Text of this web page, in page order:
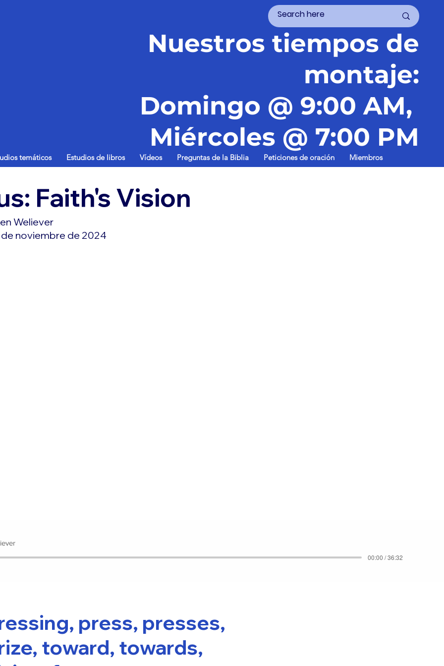
Nuestros tiempos de
montaje:
Domingo @ 9:00 AM,
Miércoles @ 7:00 PM
temáticos Estudios de libros Vídeos Preguntas de la Biblia Peticiones de oración Miembros
Faith's Vision
Weliever
de noviembre de 2024
00:00 / 36:32
press, presses,
toward, towards,